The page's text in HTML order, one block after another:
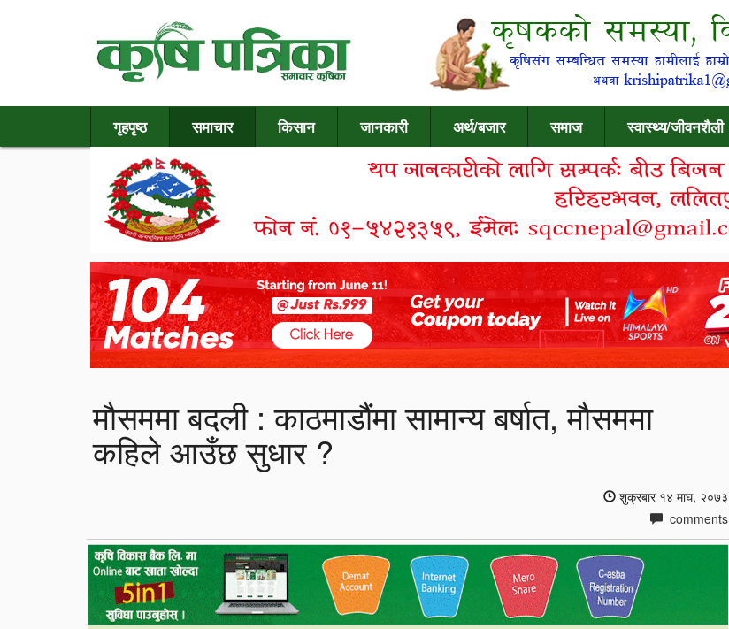
गृहपृष्ठ समाचार किसान जानकारी अर्थ/बजार समाज स्वास्थ्य/जीवनशैली
मौसममा बदली : काठमाडौंमा सामान्य बर्षात, मौसममा
कहिले आउँछ सुधार ?
शुक्रबार १४ माघ, २०७३
comments